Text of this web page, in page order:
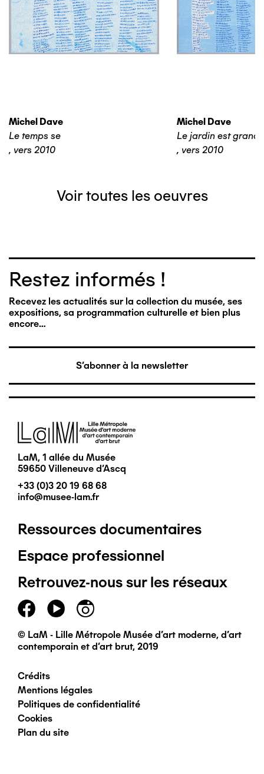
Michel Dave
Le temps se
, vers 2010
Michel Dave
Le jardin est grand
, vers 2010
Voir toutes les oeuvres
Restez informés !
Recevez les actualités sur la collection du musée, ses
expositions, sa programmation culturelle et bien plus
encore…
S'abonner à la newsletter
Image
LaM, 1 allée du Musée
59650 Villeneuve d'Ascq
+33 (0)3 20 19 68 68
info@musee-lam.fr
Pied
de
page
principal
Ressources documentaires
Espace professionnel
Retrouvez-nous sur les réseaux
© LaM - Lille Métropole Musée d'art moderne, d'art
contemporain et d'art brut, 2019
Pied
de
page
Crédits
Mentions légales
Politiques de confidentialité
Cookies
Plan du site